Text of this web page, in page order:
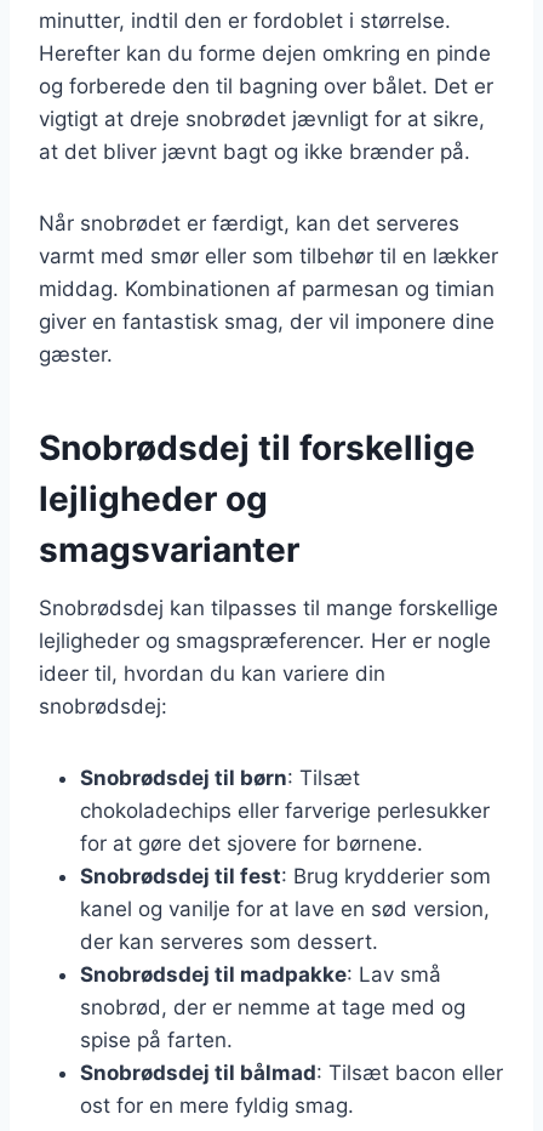
minutter, indtil den er fordoblet i størrelse.
Herefter kan du forme dejen omkring en pinde
og forberede den til bagning over bålet. Det er
vigtigt at dreje snobrødet jævnligt for at sikre,
at det bliver jævnt bagt og ikke brænder på.
Når snobrødet er færdigt, kan det serveres
varmt med smør eller som tilbehør til en lækker
middag. Kombinationen af parmesan og timian
giver en fantastisk smag, der vil imponere dine
gæster.
Snobrødsdej til forskellige
lejligheder og
smagsvarianter
Snobrødsdej kan tilpasses til mange forskellige
lejligheder og smagspræferencer. Her er nogle
ideer til, hvordan du kan variere din
snobrødsdej:
Snobrødsdej til børn: Tilsæt
chokoladechips eller farverige perlesukker
for at gøre det sjovere for børnene.
Snobrødsdej til fest: Brug krydderier som
kanel og vanilje for at lave en sød version,
der kan serveres som dessert.
Snobrødsdej til madpakke: Lav små
snobrød, der er nemme at tage med og
spise på farten.
Snobrødsdej til bålmad: Tilsæt bacon eller
ost for en mere fyldig smag.